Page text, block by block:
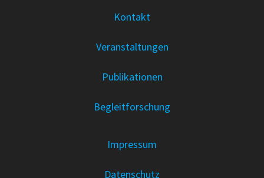
Kontakt
Veranstaltungen
Publikationen
Begleitforschung
Impressum
Datenschutz